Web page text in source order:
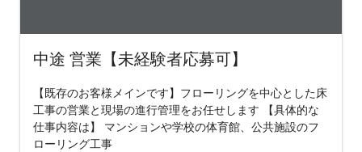
中途 営業【未経験者応募可】
【既存のお客様メインです】フローリングを中心とした床
工事の営業と現場の進行管理をお任せします 【具体的な
仕事内容は】 マンションや学校の体育館、公共施設のフ
ローリング工事